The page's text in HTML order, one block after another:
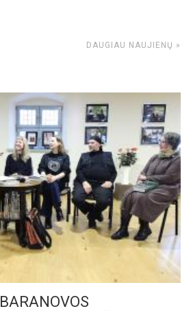
DAUGIAU NAUJIENŲ »